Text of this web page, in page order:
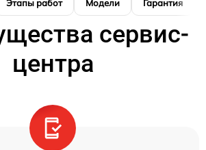
Этапы работ Модели Гарантия
сервис-
центра